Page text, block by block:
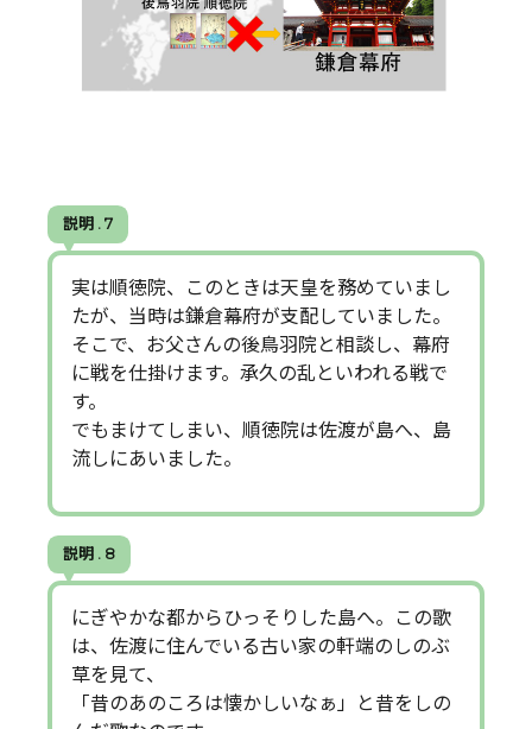
説明 . 7
実は順徳院、このときは天皇を務めていまし
たが、当時は鎌倉幕府が支配していました。
そこで、お父さんの後鳥羽院と相談し、幕府
に戦を仕掛けます。承久の乱といわれる戦で
す。
でもまけてしまい、順徳院は佐渡が島へ、島
流しにあいました。
説明 . 8
にぎやかな都からひっそりした島へ。この歌
は、佐渡に住んでいる古い家の軒端のしのぶ
草を見て、
「昔のあのころは懐かしいなぁ」と昔をしの